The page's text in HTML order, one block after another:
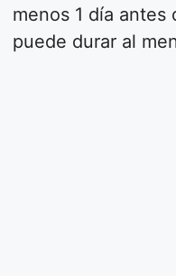
menos 1 día
puede durar al